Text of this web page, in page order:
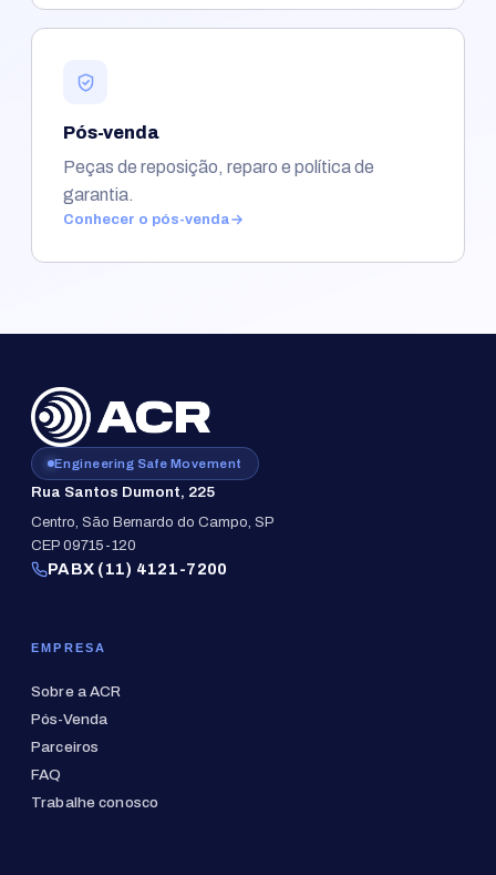
Pós-venda
Peças de reposição, reparo e política de
garantia.
Conhecer o pós-venda
Engineering Safe Movement
Rua Santos Dumont, 225
Centro, São Bernardo do Campo, SP
CEP 09715-120
PABX (11) 4121-7200
EMPRESA
Sobre a ACR
Pós-Venda
Parceiros
FAQ
Trabalhe conosco